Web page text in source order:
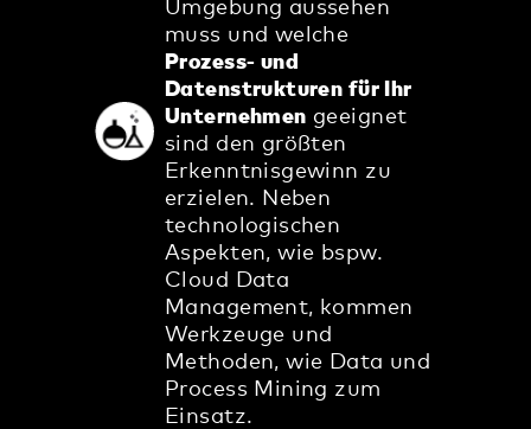
Umgebung aussehen
muss und welche
Prozess- und
Datenstrukturen für Ihr
Unternehmen geeignet
sind den größten
Erkenntnisgewinn zu
erzielen. Neben
technologischen
Aspekten, wie bspw.
Cloud Data
Management, kommen
Werkzeuge und
Methoden, wie Data und
Process Mining zum
Einsatz.